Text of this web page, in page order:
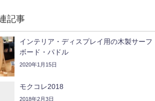
記事
インテリア・ディスプレイ用の木製サーフ
ボード・パドル
2020年1月15日
モクコレ2018
2018年2月3日